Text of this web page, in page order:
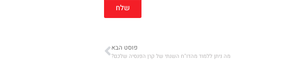
שלח
פוסט הבא
מה ניתן ללמוד מהדו"ח השנתי של קרן הפנסיה שלכם?